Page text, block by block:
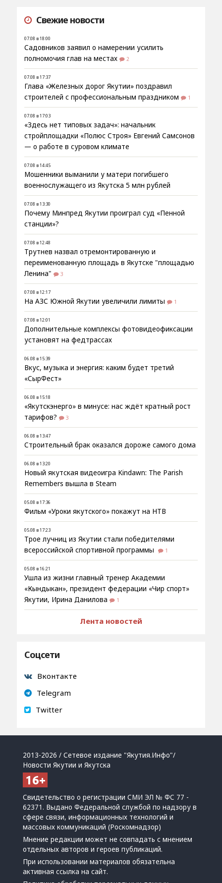
Свежие новости
07.08 в 18:00
Садовников заявил о намерении усилить
полномочия глав на местах
2
07.08 в 17:37
Глава «Железных дорог Якутии» поздравил
строителей с профессиональным праздником
1
07.08 в 17:03
«Здесь нет типовых задач»: начальник
стройплощадки «Полюс Строя» Евгений Самсонов
— о работе в суровом климате
07.08 в 14:45
Мошенники выманили у матери погибшего
военнослужащего из Якутска 5 млн рублей
07.08 в 13:30
Почему Минпред Якутии проиграл суд «Пенной
станции»?
07.08 в 12:48
Трутнев назвал отремонтированную и
переименованную площадь в Якутске "площадью
Ленина"
3
07.08 в 12:17
На АЗС Южной Якутии увеличили лимиты 1
07.08 в 12:01
Дополнительные комплексы фотовидеофиксации
установят на федтрассах
06.08 в 15:39
Вкус, музыка и энергия: каким будет третий
«СырФест»
06.08 в 15:18
«Якутскэнерго» в минусе: нас ждёт кратный рост
тарифов?
3
06.08 в 13:47
Строительный брак оказался дороже самого дома
06.08 в 13:20
Новый якутская видеоигра Kindawn: The Parish
Remembers вышла в Steam
05.08 в 17:36
Фильм «Уроки якутского» покажут на НТВ
05.08 в 17:23
Трое лучниц из Якутии стали победителями
всероссийской спортивной программы
1
05.08 в 16:21
Ушла из жизни главный тренер Академии
«Кындыкан», президент федерации «Чир спорт»
Якутии, Ирина Данилова
1
Лента новостей
Соцсети
Вконтакте
Telegram
Twitter
2013-2026 / Сетевое издание "Якутия.Инфо"/
Новости Якутии и Якутска
Свидетельство о регистрации СМИ ЭЛ № ФС 77 -
62371. Выдано Федеральной службой по надзору в
сфере связи, информационных технологий и
массовых коммуникаций (Роскомнадзор)
Мнение редакции может не совпадать с мнением
отдельных авторов и героев публикаций.
При использовании материалов обязательна
активная ссылка на сайт.